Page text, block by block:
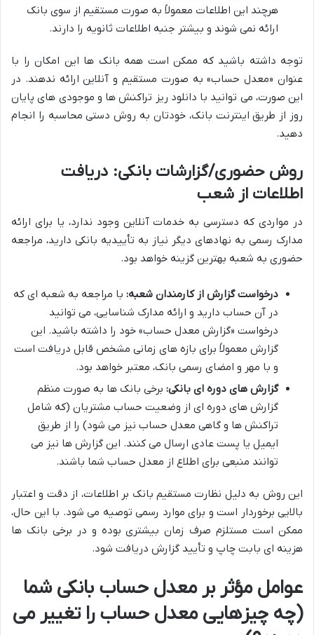
هرچند این اطلاعات معمولاً به صورت مستقیم از سوی بانک
ارائه نمی شوند و بیشتر جنبه اطلاعات ثانویه را دارند.
توجه داشته باشید که ممکن است همه بانک ها این امکان را با
عنوان «معدل حساب» به صورت مستقیم و آنلاین ارائه ندهند. در
این صورت، می توانید با دانلود ریز تراکنش ها و موجودی های پایان
روز از طریق اینترنت بانک، خودتان به روش دستی محاسبه را انجام
دهید.
روش حضوری/گزارشات بانکی: دریافت
اطلاعات از شعب
در مواردی که دسترسی به خدمات آنلاین وجود ندارد، یا برای ارائه
مدارک رسمی به نهادهای دیگر نیاز به تأییدیه بانکی دارید، مراجعه
حضوری به شعبه بهترین گزینه خواهد بود.
درخواست گزارش از کارمندان شعبه: با مراجعه به شعبه ای که
در آن حساب دارید و ارائه مدارک شناسایی، می توانید
درخواست «گزارش معدل حساب» خود را داشته باشید. این
گزارش معمولاً برای بازه های زمانی مشخص قابل دریافت است
و با مهر و امضای رسمی بانک، معتبر خواهد بود.
گزارش های دوره ای بانکی: برخی بانک ها به صورت منظم
گزارش های دوره ای از وضعیت حساب مشتریان (که شامل
تراکنش ها و گاهی معدل حساب نیز می شود) را از طریق
ایمیل یا پست عادی ارسال می کنند. این گزارش ها نیز می
توانند منبعی برای اطلاع از معدل حساب شما باشند.
این روش به دلیل نظارت مستقیم بانک بر اطلاعات، از دقت و اعتبار
بالایی برخوردار است و برای موارد رسمی توصیه می شود. با این حال،
ممکن است مستلزم صرف زمان بیشتری بوده و در برخی بانک ها
هزینه ای بابت چاپ و تأیید گزارش دریافت شود.
عوامل مؤثر بر معدل حساب بانکی شما
(چه چیزهایی معدل حساب را تغییر می